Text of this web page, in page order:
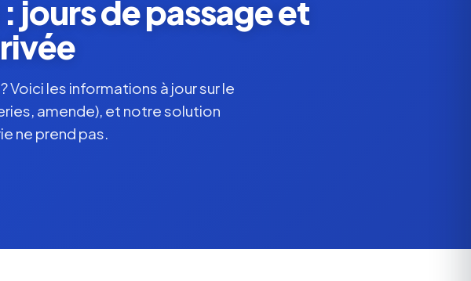
jours de passage et
Voici les informations à jour sur le
amende), et notre solution
ne prend pas.